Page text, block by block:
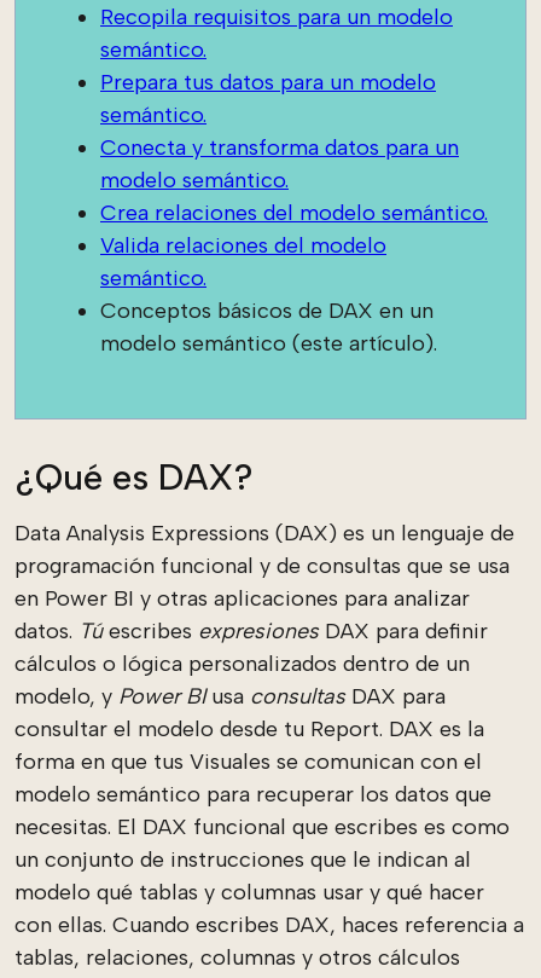
Recopila requisitos para un modelo
semántico.
Prepara tus datos para un modelo
semántico.
Conecta y transforma datos para un
modelo semántico.
Crea relaciones del modelo semántico.
Valida relaciones del modelo
semántico.
Conceptos básicos de DAX en un
modelo semántico (este artículo).
¿Qué es DAX?
Data Analysis Expressions (DAX) es un lenguaje de
programación funcional y de consultas que se usa
en Power BI y otras aplicaciones para analizar
datos. Túescribes expresionesDAX para definir
cálculos o lógica personalizados dentro de un
modelo, y Power BIusa consultasDAX para
consultar el modelo desde tu Report. DAX es la
forma en que tus Visuales se comunican con el
modelo semántico para recuperar los datos que
necesitas. El DAX funcional que escribes es como
un conjunto de instrucciones que le indican al
modelo qué tablas y columnas usar y qué hacer
con ellas. Cuando escribes DAX, haces referencia a
tablas, relaciones, columnas y otros cálculos